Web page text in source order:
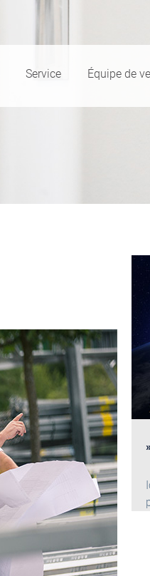
Service Équipe de